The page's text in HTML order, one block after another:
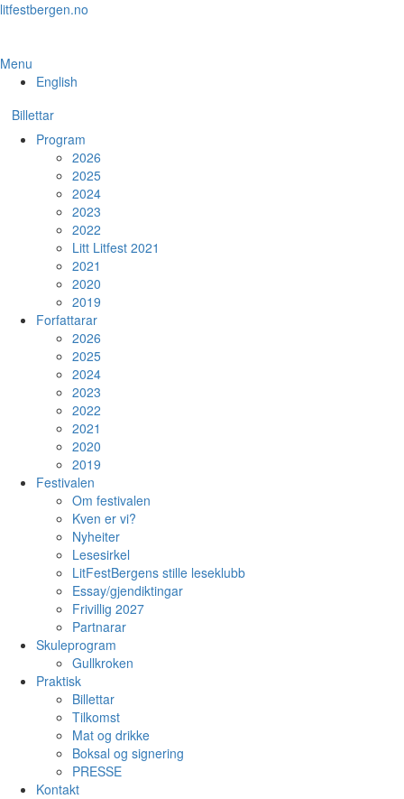
Skip
content
litfestbergen.no
Menu
English
Billettar
Program
2026
2025
2024
2023
2022
Litt Litfest 2021
2021
2020
2019
Forfattarar
2026
2025
2024
2023
2022
2021
2020
2019
Festivalen
Om festivalen
Kven er vi?
Nyheiter
Lesesirkel
LitFestBergens stille leseklubb
Essay/gjendiktingar
Frivillig 2027
Partnarar
Skuleprogram
Gullkroken
Praktisk
Billettar
Tilkomst
Mat og drikke
Boksal og signering
PRESSE
Kontakt